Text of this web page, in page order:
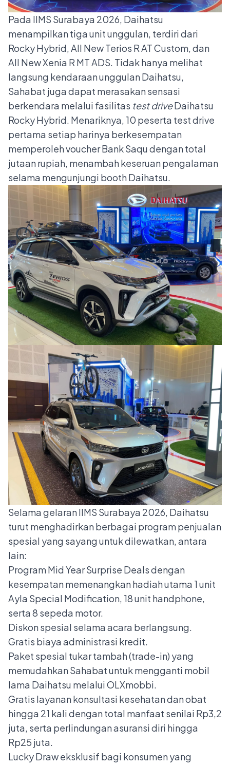
Pada IIMS Surabaya 2026, Daihatsu
menampilkan tiga unit unggulan, terdiri dari
Rocky Hybrid, All New Terios R AT Custom, dan
All New Xenia R MT ADS. Tidak hanya melihat
langsung kendaraan unggulan Daihatsu,
Sahabat juga dapat merasakan sensasi
berkendara melalui fasilitas test driveDaihatsu
Rocky Hybrid. Menariknya, 10 peserta test drive
pertama setiap harinya berkesempatan
memperoleh voucher Bank Saqu dengan total
jutaan rupiah, menambah keseruan pengalaman
selama mengunjungi booth Daihatsu.
Selama gelaran IIMS Surabaya 2026, Daihatsu
turut menghadirkan berbagai program penjualan
spesial yang sayang untuk dilewatkan, antara
lain:
Program Mid Year Surprise Deals dengan
kesempatan memenangkan hadiah utama 1 unit
Ayla Special Modification, 18 unit handphone,
serta 8 sepeda motor.
Diskon spesial selama acara berlangsung.
Gratis biaya administrasi kredit.
Paket spesial tukar tambah (trade-in) yang
memudahkan Sahabat untuk mengganti mobil
lama Daihatsu melalui OLXmobbi.
Gratis layanan konsultasi kesehatan dan obat
hingga 21 kali dengan total manfaat senilai Rp3,2
juta, serta perlindungan asuransi diri hingga
Rp25 juta.
Lucky Draw eksklusif bagi konsumen yang